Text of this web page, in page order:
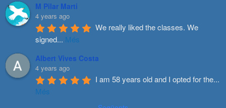
M Pilar Marti
4 years ago
We really liked the classes. We
signed... Més
Albert Vives Costa
4 years ago
I am 58 years old and I opted for the...
Més